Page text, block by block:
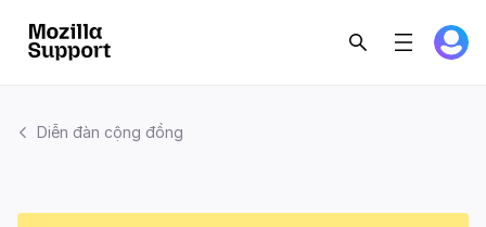
Diễn đàn cộng đồng